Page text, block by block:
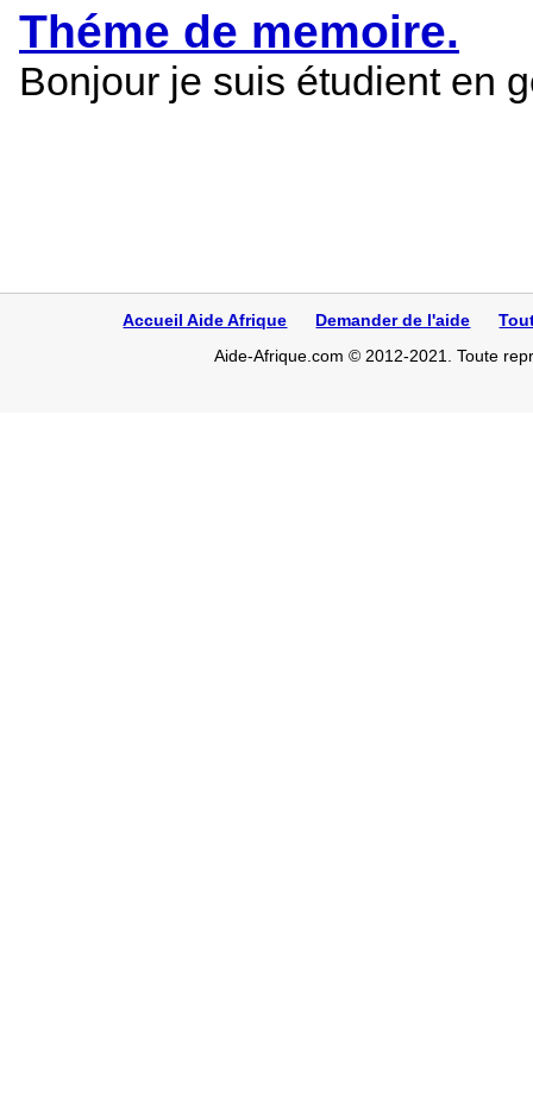
Théme de memoire.
Bonjour je suis étudient en
Accueil Aide Afrique Demander de l'aide
Aide-Afrique.com © 2012-2021. Toute